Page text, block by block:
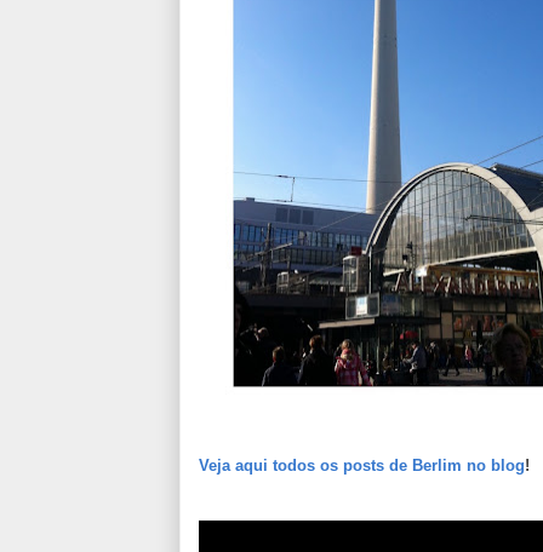
Veja aqui todos os posts de Berlim no blog!